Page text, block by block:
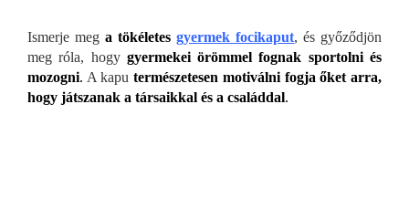
Ismerje meg a tökéletes gyermek focikaput, és győződjön
meg róla, hogy gyermekei örömmel fognak sportolni és
mozogni. A kaputermészetesen motiválni fogja őket arra,
hogy játszanak a társaikkal és a családdal.